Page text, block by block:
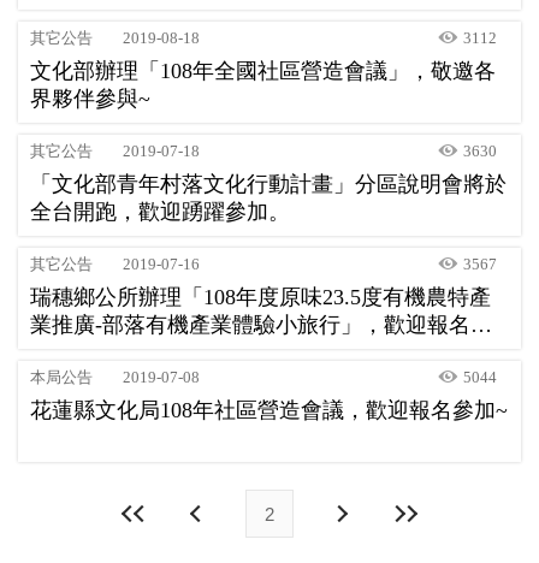
其它公告 2019-08-18 3112
文化部辦理「108年全國社區營造會議」，敬邀各
界夥伴參與~
其它公告 2019-07-18 3630
「文化部青年村落文化行動計畫」分區說明會將於
全台開跑，歡迎踴躍參加。
其它公告 2019-07-16 3567
瑞穗鄉公所辦理「108年度原味23.5度有機農特產
業推廣-部落有機產業體驗小旅行」，歡迎報名參
本局公告 2019-07-08 5044
花蓮縣文化局108年社區營造會議，歡迎報名參加~
2